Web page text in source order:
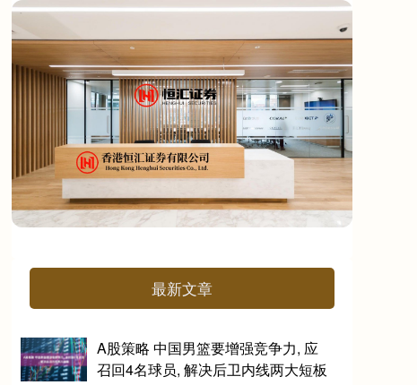
最新文章
A股策略 中国男篮要增强竞争力, 应
召回4名球员, 解决后卫内线两大短板